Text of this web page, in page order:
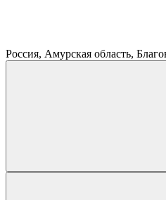
Россия, Амурская область,